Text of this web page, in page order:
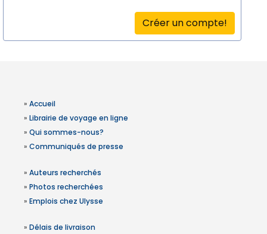
Créer un compte!
» Accueil
» Librairie de voyage en ligne
» Qui sommes-nous?
» Communiqués de presse
» Auteurs recherchés
» Photos recherchées
» Emplois chez Ulysse
» Délais de livraison